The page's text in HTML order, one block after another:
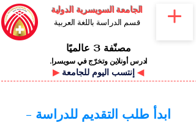
الجامعة السويسرية الدولية
قسم الدراسة باللغة العربية
مصنّفة 3 عالميًا
ادرس أونلاين وتخرّج في سويسرا.
▶ ◀
ابدأ طلب التقديم للدراسة -